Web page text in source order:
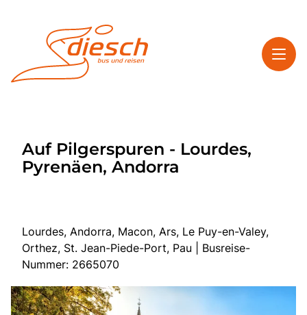
Service
Kontakt
Start
Mehrtagesreisen
Bus anmieten
Auf Pilgerspuren - Lourdes,
Pyrenäen, Andorra
Lourdes, Andorra, Macon, Ars, Le Puy-en-Valey,
Orthez, St. Jean-Piede-Port, Pau | Busreise-
Nummer: 2665070